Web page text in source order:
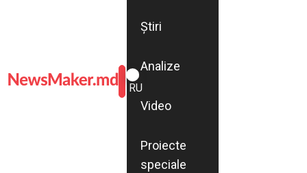
ROMÂNĂ
RU
Știri
Analize
Video
Proiecte
speciale